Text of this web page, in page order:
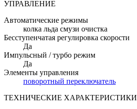
УПРАВЛЕНИЕ
Автоматические режимы
колка льда смузи очистка
Бесступенчатая регулировка скорости
Да
Импульсный / турбо режим
Да
Элементы управления
поворотный переключатель
ТЕХНИЧЕСКИЕ ХАРАКТЕРИСТИКИ